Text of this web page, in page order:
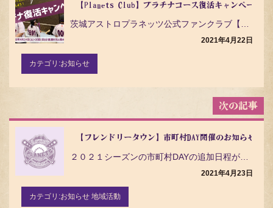
ビ
ゲ
ー
シ
【Planets Club】プラチナコース復活キャンペーン！
茨城アストロプラネッツ公式ファンクラブ【Planets Club】の超豪華＆お得コース・「プラチナコ…
2021年4月22日
カテゴリ:お知らせ
【フレンドリータウン】市町村DAY開催のお知らせ
2021年4月23日
カテゴリ:お知らせ 地域活動